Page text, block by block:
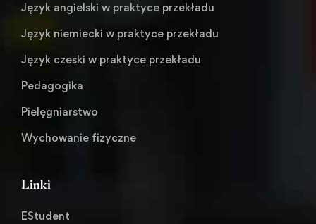
Język angielski w praktyce przekładu
Język niemiecki w praktyce przekładu
Język czeski w praktyce przekładu
Pedagogika
Pielęgniarstwo
Wychowanie fizyczne
Linki
EStudent